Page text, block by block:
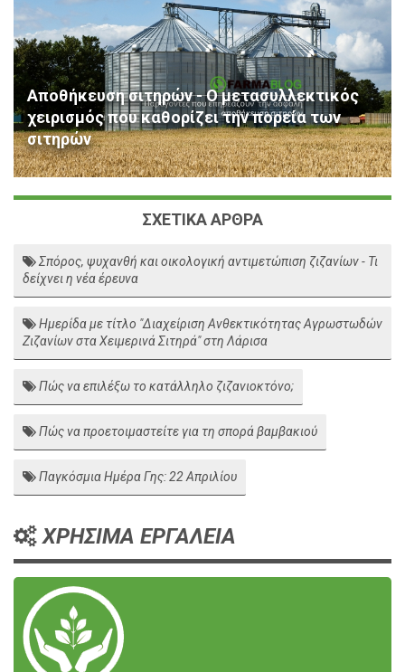
Αποθήκευση σιτηρών - Ο μετασυλλεκτικός
χειρισμός που καθορίζει την πορεία των
σιτηρών
ΣΧΕΤΙΚΑ ΑΡΘΡΑ
Σπόρος, ψυχανθή και οικολογική αντιμετώπιση ζιζανίων - Τι
δείχνει η νέα έρευνα
Ημερίδα με τίτλο "Διαχείριση Ανθεκτικότητας Αγρωστωδών
Ζιζανίων στα Χειμερινά Σιτηρά" στη Λάρισα
Πώς να επιλέξω το κατάλληλο ζιζανιοκτόνο;
Πώς να προετοιμαστείτε για τη σπορά βαμβακιού
Παγκόσμια Ημέρα Γης: 22 Απριλίου
ΧΡΗΣΙΜΑ ΕΡΓΑΛΕΙΑ